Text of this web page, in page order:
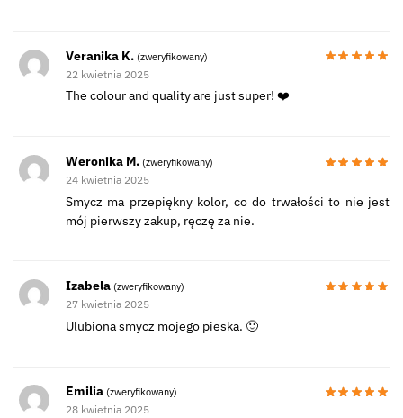
Veranika K. (zweryfikowany)
22 kwietnia 2025
The colour and quality are just super! ❤️
Weronika M. (zweryfikowany)
24 kwietnia 2025
Smycz ma przepiękny kolor, co do trwałości to nie jest
mój pierwszy zakup, ręczę za nie.
Izabela (zweryfikowany)
27 kwietnia 2025
Ulubiona smycz mojego pieska. 🙂
Emilia (zweryfikowany)
28 kwietnia 2025